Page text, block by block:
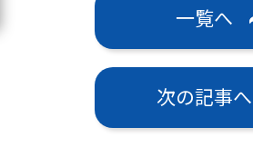
一覧へ
次の記事へ